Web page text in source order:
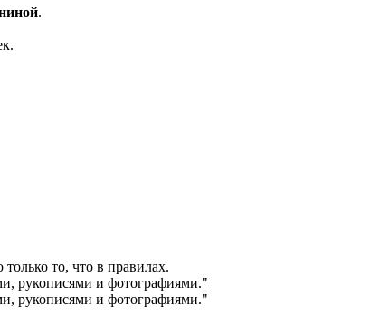
.
то, что в правилах.
рукописями и фотографиями."
рукописями и фотографиями."